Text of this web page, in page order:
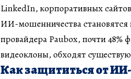
LinkedIn, корпоративных
ИИ-мошенничества становятся
провайдера Paubox, почти 48%
видеоклоны, обходят
Как защититься от